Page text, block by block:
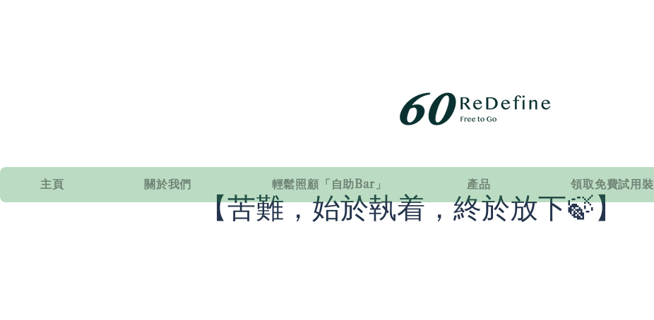
【苦難，始於執着，終於放下🍃】
主頁 關於我們 輕鬆照顧「自助Bar」 產品 領取免費試用裝